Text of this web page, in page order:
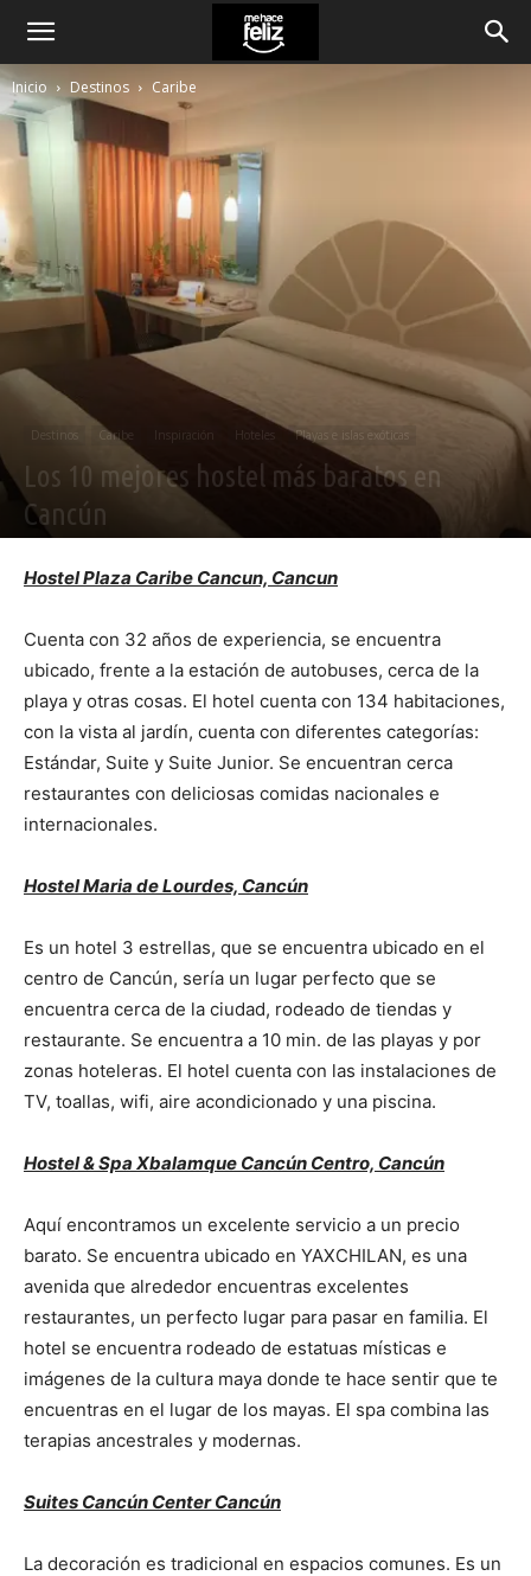
Inicio Destinos Caribe
Destinos Caribe Inspiración Hoteles Playas e islas exóticas
Los 10 mejores hostel más baratos en
Cancún
Hostel Plaza Caribe Cancun, Cancun
Cuenta con 32 años de experiencia, se encuentra
ubicado, frente a la estación de autobuses, cerca de la
playa y otras cosas. El hotel cuenta con 134 habitaciones,
con la vista al jardín, cuenta con diferentes categorías:
Estándar, Suite y Suite Junior. Se encuentran cerca
restaurantes con deliciosas comidas nacionales e
internacionales.
Hostel Maria de Lourdes, Cancún
Es un hotel 3 estrellas, que se encuentra ubicado en el
centro de Cancún, sería un lugar perfecto que se
encuentra cerca de la ciudad, rodeado de tiendas y
restaurante. Se encuentra a 10 min. de las playas y por
zonas hoteleras. El hotel cuenta con las instalaciones de
TV, toallas, wifi, aire acondicionado y una piscina.
Hostel & Spa Xbalamque Cancún Centro, Cancún
Aquí encontramos un excelente servicio a un precio
barato. Se encuentra ubicado en YAXCHILAN, es una
avenida que alrededor encuentras excelentes
restaurantes, un perfecto lugar para pasar en familia. El
hotel se encuentra rodeado de estatuas místicas e
imágenes de la cultura maya donde te hace sentir que te
encuentras en el lugar de los mayas. El spa combina las
terapias ancestrales y modernas.
Suites Cancún Center Cancún
La decoración es tradicional en espacios comunes. Es un